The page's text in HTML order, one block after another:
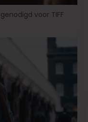
voor TIFF